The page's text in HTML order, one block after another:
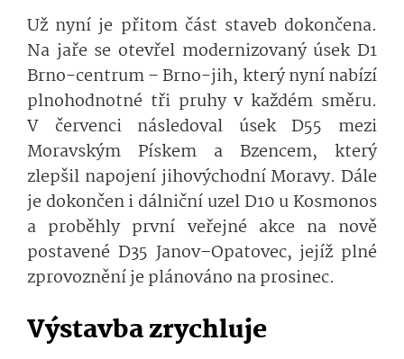
Už nyní je přitom část staveb dokončena.
Na jaře se otevřel modernizovaný úsek D1
Brno-centrum – Brno-jih, který nyní nabízí
plnohodnotné tři pruhy v každém směru.
V červenci následoval úsek D55 mezi
Moravským Pískem a Bzencem, který
zlepšil napojení jihovýchodní Moravy. Dále
je dokončen i dálniční uzel D10 u Kosmonos
a proběhly první veřejné akce na nově
postavené D35 Janov–Opatovec, jejíž plné
zprovoznění je plánováno na prosinec.
Výstavba zrychluje